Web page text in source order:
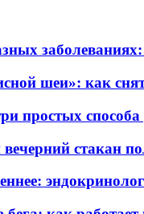
заболеваниях:
шеи»: как
простых
стакан